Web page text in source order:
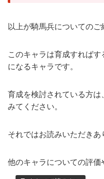
以上が騎馬兵についてのご
このキャラは育成すれば
になるキャラです。
育成を検討されている方
みてください。
それではお読みいただきあ
他のキャラについての評